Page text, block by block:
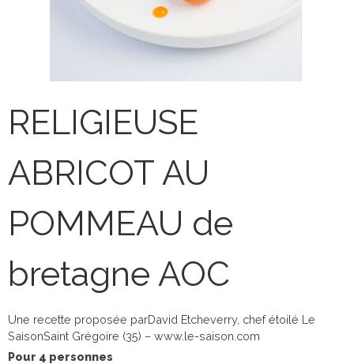
RELIGIEUSE
ABRICOT AU
POMMEAU de
bretagne AOC
Une recette proposée parDavid Etcheverry, chef étoilé Le
SaisonSaint Grégoire (35) – www.le-saison.com
Pour 4 personnes